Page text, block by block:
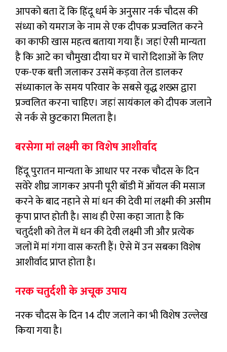
आपको बता दें कि हिंदू धर्म के अनुसार नर्क चौदस की
संध्या को यमराज के नाम से एक दीपक प्रज्वलित करने
का काफी खास महत्व बताया गया हैं। जहां ऐसी मान्यता
है कि आटे का चौमुखा दीया घर में चारों दिशाओं के लिए
एक-एक बत्ती जलाकर उसमें कड़वा तेल डालकर
संध्याकाल के समय परिवार के सबसे वृद्ध शख्स द्वारा
प्रज्वलित करना चाहिए। जहां सायंकाल को दीपक जलाने
से नर्क से छुटकारा मिलता है।
बरसेगा मां लक्ष्मी का विशेष आशीर्वाद
हिंदू पुरातन मान्यता के आधार पर नरक चौदस के दिन
सवेरे शीघ्र जागकर अपनी पूरी बॉडी में ऑयल की मसाज
करने के बाद नहाने से मां धन की देवी मां लक्ष्मी की असीम
कृपा प्राप्त होती है। साथ ही ऐसा कहा जाता है कि
चतुर्दशी को तेल में धन की देवी लक्ष्मी जी और प्रत्येक
जलों में मां गंगा वास करती हैं। ऐसे में उन सबका विशेष
आशीर्वाद प्राप्त होता है।
नरक चतुर्दशी के अचूक उपाय
नरक चौदस के दिन 14 दीए जलाने का भी विशेष उल्लेख
किया गया है।